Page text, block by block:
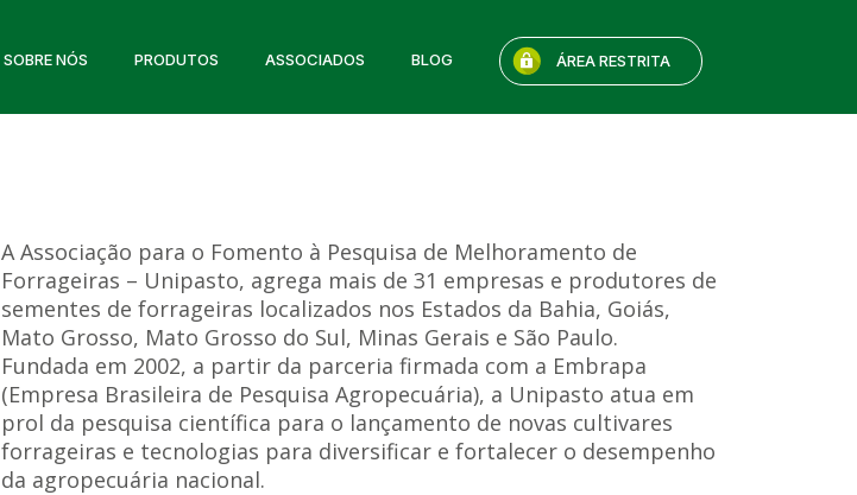
SOBRE NÓS PRODUTOS ASSOCIADOS BLOG ÁREA RESTRITA
A Associação para o Fomento à Pesquisa de Melhoramento de
Forrageiras – Unipasto, agrega mais de 31 empresas e produtores de
sementes de forrageiras localizados nos Estados da Bahia, Goiás,
Mato Grosso, Mato Grosso do Sul, Minas Gerais e São Paulo.
Fundada em 2002, a partir da parceria firmada com a Embrapa
(Empresa Brasileira de Pesquisa Agropecuária), a Unipasto atua em
prol da pesquisa científica para o lançamento de novas cultivares
forrageiras e tecnologias para diversificar e fortalecer o desempenho
da agropecuária nacional.